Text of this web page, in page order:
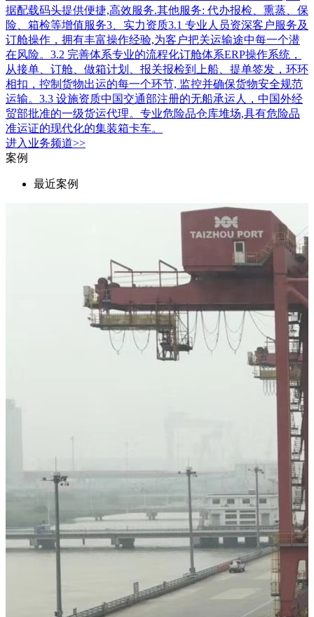
据配载码头提供便捷,高效服务.其他服务: 代办报检、熏蒸、保
险、箱检等增值服务3、实力资质3.1 专业人员资深客户服务及
订舱操作，拥有丰富操作经验,为客户把关运输途中每一个潜
在风险。3.2 完善体系专业的流程化订舱体系ERP操作系统，
从接单、订舱、做箱计划、报关报检到上船、提单签发，环环
相扣，控制货物出运的每一个环节, 监控并确保货物安全规范
运输。3.3 设施资质中国交通部注册的无船承运人，中国外经
贸部批准的一级货运代理。专业危险品仓库堆场,具有危险品
准运证的现代化的集装箱卡车。
进入 业务频道>>
案例
最近案例